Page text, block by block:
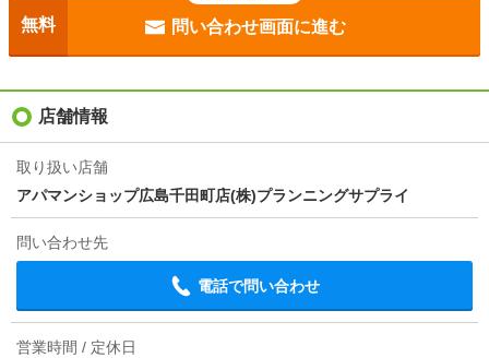
目安光熱費
入居
条件
損保 要
保証会社
無料 問い合わせ画面に進む
店舗情報
取り扱い店舗
アパマンショップ広島千田町店(株)プランニングサプライ
問い合わせ先
電話で問い合わせ
営業時間 / 定休日